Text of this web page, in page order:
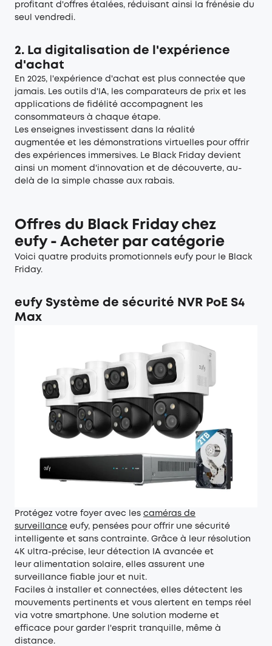
profitant d'offres étalées, réduisant ainsi la frénésie du
seul vendredi.
2. La digitalisation de l'expérience
d'achat
En 2025, l'expérience d'achat est plus connectée que
jamais. Les outils d'IA, les comparateurs de prix et les
applications de fidélité accompagnent les
consommateurs à chaque étape.
Les enseignes investissent dans la réalité
augmentée et les démonstrations virtuelles pour offrir
des expériences immersives. Le Black Friday devient
ainsi un moment d'innovation et de découverte, au-
delà de la simple chasse aux rabais.
Offres du Black Friday chez
eufy - Acheter par catégorie
Voici quatre produits promotionnels eufy pour le Black
Friday.
eufy Système de sécurité NVR PoE S4
Max
Protégez votre foyer avec les caméras de
surveillance eufy, pensées pour offrir une sécurité
intelligente et sans contrainte. Grâce à leur résolution
4K ultra-précise, leur détection IA avancée et
leur alimentation solaire, elles assurent une
surveillance fiable jour et nuit.
Faciles à installer et connectées, elles détectent les
mouvements pertinents et vous alertent en temps réel
via votre smartphone. Une solution moderne et
efficace pour garder l'esprit tranquille, même à
distance.